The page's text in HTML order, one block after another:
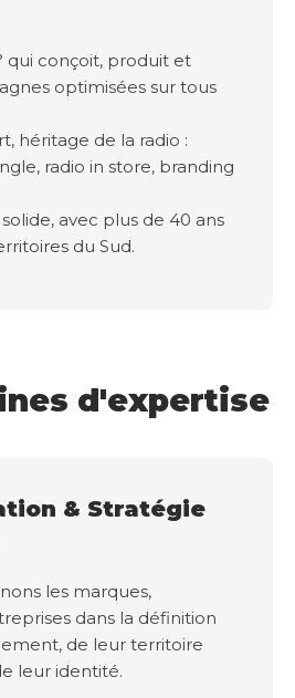
qui conçoit, produit et
optimisées sur tous
héritage de la radio :
radio in store, branding
avec plus de 40 ans
du Sud.
d'expertise
& Stratégie
les marques,
dans la définition
de leur territoire
leur identité.